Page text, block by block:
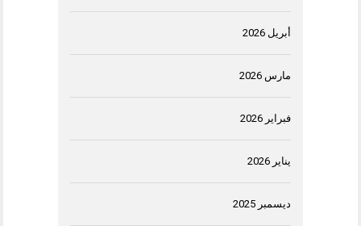
أبريل 2026
مارس 2026
فبراير 2026
يناير 2026
ديسمبر 2025